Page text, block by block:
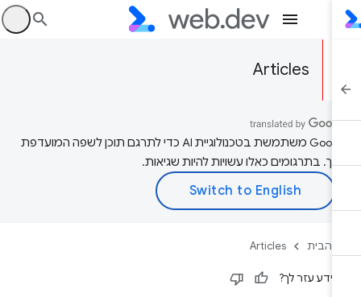
Articles
‫Google משתמשת בטכנולוגיית AI כדי לתרגם תוכן לשפה המועדפת
בתרגומים כאלו עשויות להיות שגיאות.
הבית Articles
עזר לך?